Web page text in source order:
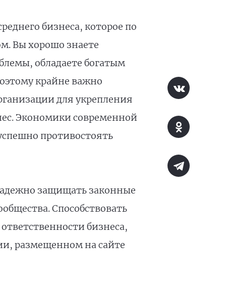
бизнеса, которое по
Вы хорошо знаете
обладаете богатым
крайне важно
для укрепления
Экономики современной
противостоять
защищать законные
Способствовать
бизнеса,
размещенном на сайте